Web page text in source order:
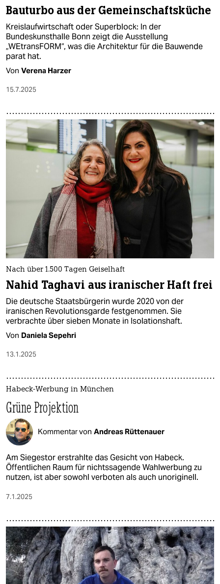
Bauturbo aus der Gemeinschaftsküche
Kreislaufwirtschaft oder Superblock: In der
Bundeskunsthalle Bonn zeigt die Ausstellung
„WEtransFORM“, was die Architektur für die Bauwende
parat hat.
Von Verena Harzer
15.7.2025
Nach über 1.500 Tagen Geiselhaft
Nahid Taghavi aus iranischer Haft frei
Die deutsche Staatsbürgerin wurde 2020 von der
iranischen Revolutionsgarde festgenommen. Sie
verbrachte über sieben Monate in Isolationshaft.
Von Daniela Sepehri
13.1.2025
Habeck-Werbung in München
Grüne Projektion
Kommentar von Andreas Rüttenauer
Am Siegestor erstrahlte das Gesicht von Habeck.
Öffentlichen Raum für nichtssagende Wahlwerbung zu
nutzen, ist aber sowohl verboten als auch unoriginell.
7.1.2025